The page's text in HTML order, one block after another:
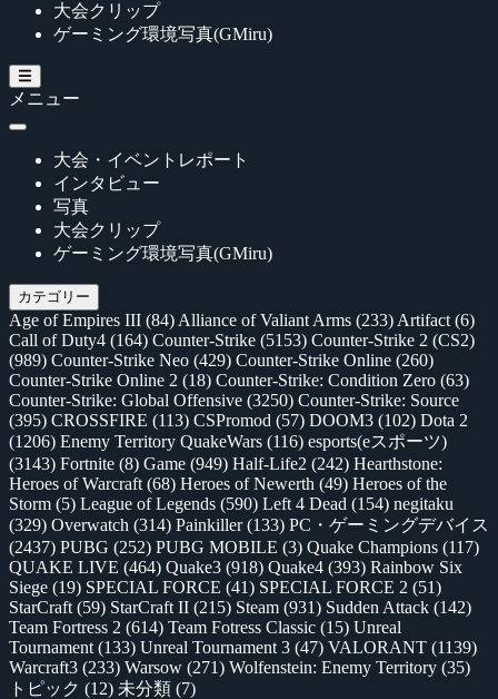
大会クリップ
ゲーミング環境写真(GMiru)
メニュー
大会・イベントレポート
インタビュー
写真
大会クリップ
ゲーミング環境写真(GMiru)
カテゴリー
Age of Empires III (84) Alliance of Valiant Arms (233) Artifact (6)
Call of Duty4 (164) Counter-Strike (5153) Counter-Strike 2 (CS2)
(989) Counter-Strike Neo (429) Counter-Strike Online (260)
Counter-Strike Online 2 (18) Counter-Strike: Condition Zero (63)
Counter-Strike: Global Offensive (3250) Counter-Strike: Source
(395) CROSSFIRE (113) CSPromod (57) DOOM3 (102) Dota 2
(1206) Enemy Territory QuakeWars (116) esports(eスポーツ)
(3143) Fortnite (8) Game (949) Half-Life2 (242) Hearthstone:
Heroes of Warcraft (68) Heroes of Newerth (49) Heroes of the
Storm (5) League of Legends (590) Left 4 Dead (154) negitaku
(329) Overwatch (314) Painkiller(133) PC・ゲーミングデバイス
(2437) PUBG (252) PUBG MOBILE (3) Quake Champions (117)
QUAKE LIVE (464) Quake3 (918) Quake4 (393) Rainbow Six
Siege (19) SPECIAL FORCE (41) SPECIAL FORCE 2 (51)
StarCraft (59) StarCraft II (215) Steam (931) Sudden Attack (142)
Team Fortress 2 (614) Team Fotress Classic (15) Unreal
Tournament (133) Unreal Tournament 3 (47) VALORANT (1139)
Warcraft3 (233) Warsow (271) Wolfenstein: Enemy Territory (35)
トピック (12) 未分類 (7)